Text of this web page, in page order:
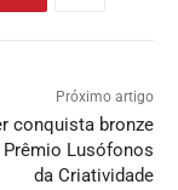
Próximo artigo
conquista bronze
Prêmio Lusófonos
da Criatividade